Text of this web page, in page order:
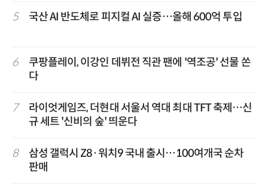
5 국산 AI 반도체로 피지컬 AI 실증…올해 600억 투입
6
쿠팡플레이, 이강인 데뷔전 직관 팬에 '역조공' 선물 쏜
다
7
라이엇게임즈, 더현대 서울서 역대 최대 TFT 축제…신
규 세트 '신비의 숲' 띄운다
8
삼성 갤럭시 Z8·워치9 국내 출시…100여개국 순차
판매